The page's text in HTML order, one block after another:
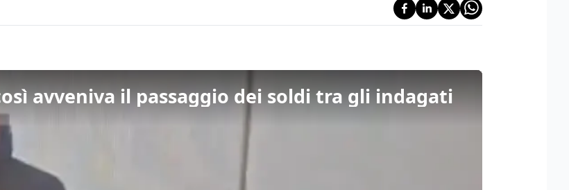
avveniva il passaggio dei soldi tra gli indagati